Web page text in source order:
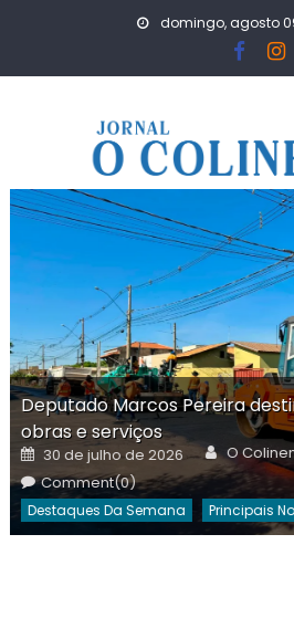
domingo, agosto
Deputado Marcos Pereira
obras e serviços
Posted
on
30 de julho de 2026 Author
O
Comment(0)
Destaques Da Semana Principais